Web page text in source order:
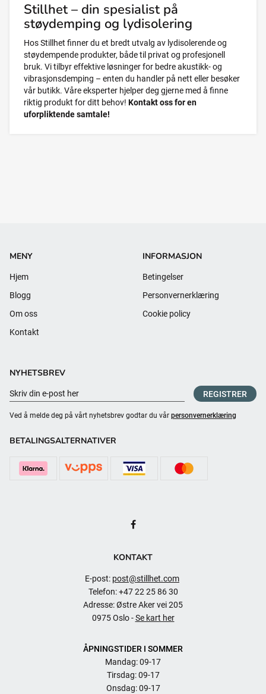
Stillhet – din spesialist på
støydemping og lydisolering
Hos Stillhet finner du et bredt utvalg av lydisolerende og
støydempende produkter, både til privat og profesjonell
bruk. Vi tilbyr effektive løsninger for bedre akustikk- og
vibrasjonsdemping – enten du handler på nett eller besøker
vår butikk. Våre eksperter hjelper deg gjerne med å finne
riktig produkt for ditt behov! Kontakt oss for en
uforpliktende samtale!
MENY
Hjem
Blogg
Om oss
Kontakt
INFORMASJON
Betingelser
Personvernerklæring
Cookie policy
NYHETSBREV
REGISTRER
Ved å melde deg på vårt nyhetsbrev godtar du vår personvernerklæring
BETALINGSALTERNATIVER
KONTAKT
E-post: post@stillhet.com
Telefon: +47 22 25 86 30
Adresse: Østre Aker vei 205
0975 Oslo -Se kart her
ÅPNINGSTIDER I SOMMER
Mandag: 09-17
Tirsdag: 09-17
Onsdag: 09-17